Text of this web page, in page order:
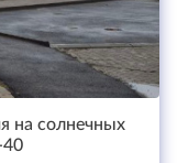
на солнечных
40